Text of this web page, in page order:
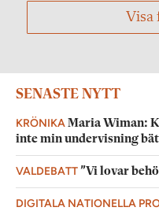
Visa
SENASTE NYTT
KRÖNIKA Maria Wiman:
inte min undervisning
VALDEBATT”Vi lovar
DIGITALA NATIONELLA